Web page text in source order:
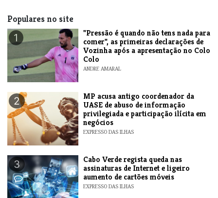
Populares no site
1
"Pressão é quando não tens nada para
comer", as primeiras declarações de
Vozinha após a apresentação no Colo
Colo
ANDRE AMARAL
2
MP acusa antigo coordenador da
UASE de abuso de informação
privilegiada e participação ilícita em
negócios
EXPRESSO DAS ILHAS
3
Cabo Verde regista queda nas
assinaturas de Internet e ligeiro
aumento de cartões móveis
EXPRESSO DAS ILHAS